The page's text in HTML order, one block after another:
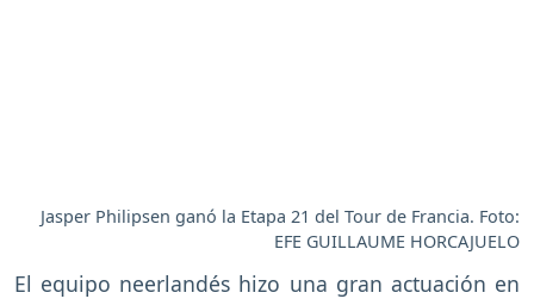
Jasper Philipsen ganó la Etapa 21 del Tour de Francia. Foto:
EFE GUILLAUME HORCAJUELO
El equipo neerlandés hizo una gran actuación en